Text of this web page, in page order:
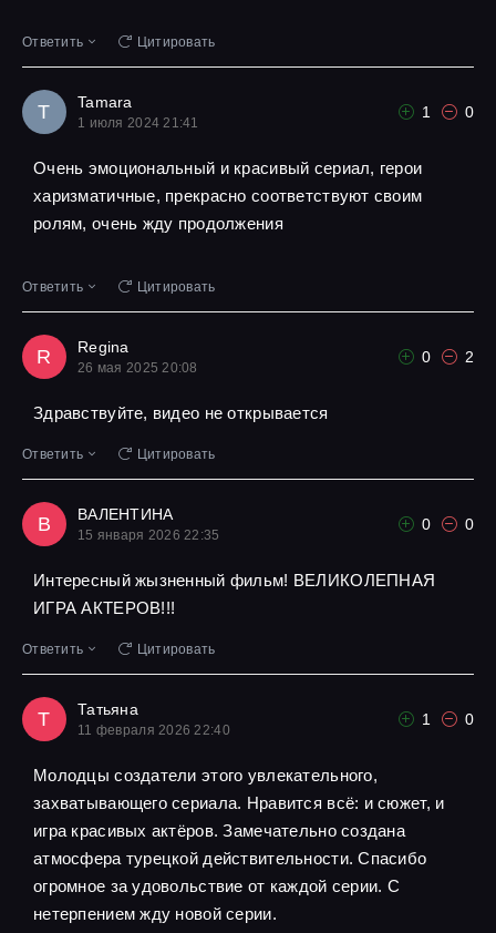
Ответить Цитировать
T Tamara
1 июля 2024 21:41
1 0
Очень эмоциональный и красивый сериал, герои
харизматичные, прекрасно соответствуют своим
ролям, очень жду продолжения
Ответить Цитировать
R Regina
26 мая 2025 20:08
0 2
Здравствуйте, видео не открывается
Ответить Цитировать
В ВАЛЕНТИНА
15 января 2026 22:35
0 0
Интересный жызненный фильм! ВЕЛИКОЛЕПНАЯ
ИГРА АКТЕРОВ!!!
Ответить Цитировать
Т Татьяна
11 февраля 2026 22:40
1 0
Молодцы создатели этого увлекательного,
захватывающего сериала. Нравится всё: и сюжет, и
игра красивых актёров. Замечательно создана
атмосфера турецкой действительности. Спасибо
огромное за удовольствие от каждой серии. С
нетерпением жду новой серии.